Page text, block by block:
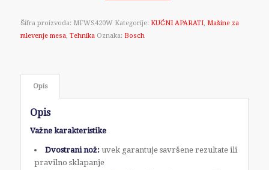
Šifra proizvoda: MFWS420W Kategorije: KUĆNI APARATI, Mašine za
mlevenje mesa, Tehnika Oznaka: Bosch
Opis
Opis
Važne karakteristike
Dvostrani nož:uvek garantuje savršene rezultate ili
pravilno sklapanje